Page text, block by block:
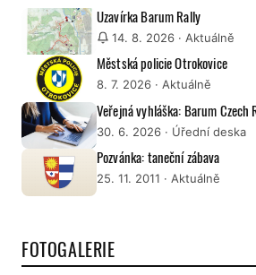
Uzavírka Barum Rally
14. 8. 2026 · Aktuálně
Městská policie Otrokovice
8. 7. 2026 · Aktuálně
Veřejná vyhláška: Barum Czech
30. 6. 2026 · Úřední deska
Pozvánka: taneční zábava
25. 11. 2011 · Aktuálně
FOTOGALERIE